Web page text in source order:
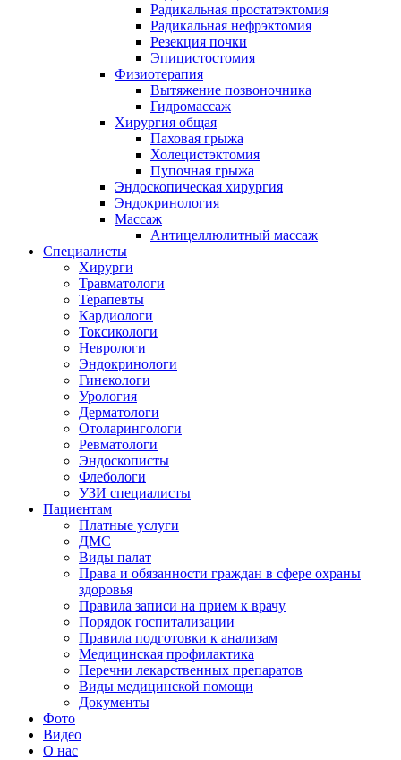
Радикальная простатэктомия
Радикальная нефрэктомия
Резекция почки
Эпицистостомия
Физиотерапия
Вытяжение позвоночника
Гидромассаж
Хирургия общая
Паховая грыжа
Холецистэктомия
Пупочная грыжа
Эндоскопическая хирургия
Эндокринология
Массаж
Антицеллюлитный массаж
Специалисты
Хирурги
Травматологи
Терапевты
Кардиологи
Токсикологи
Неврологи
Эндокринологи
Гинекологи
Урология
Дерматологи
Отоларингологи
Ревматологи
Эндоскописты
Флебологи
УЗИ специалисты
Пациентам
Платные услуги
ДМС
Виды палат
Права и обязанности граждан в сфере охраны
здоровья
Правила записи на прием к врачу
Порядок госпитализации
Правила подготовки к анализам
Медицинская профилактика
Перечни лекарственных препаратов
Виды медицинской помощи
Документы
Фото
Видео
О нас